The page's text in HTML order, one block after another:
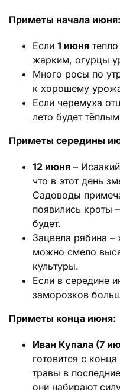
Приметы начала июня:
Если 1 июня
жарким, огурцы
Много росы по
к хорошему
Если черемуха
лето будет
Приметы середины
12 июня –
что в этот день
Садоводы
появились кроты
будет.
Зацвела рябина –
можно смело
культуры.
Если в середине
заморозков
Приметы конца июня:
Иван Купала (7
готовится с
травы в
они набирают